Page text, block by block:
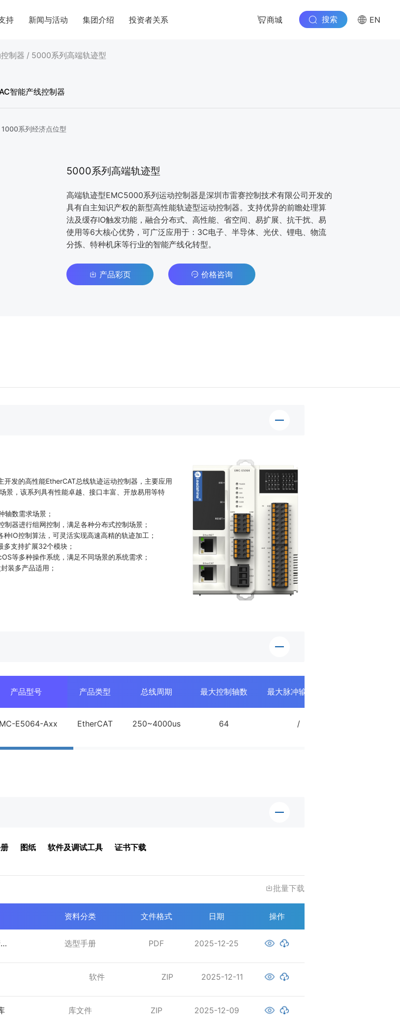
持 新闻与活动 集团介绍 投资者关系 商城 搜索 EN
制器 / 5000系列高端轨迹型
智能产线控制器
1000系列经济点位型
5000系列高端轨迹型
高端轨迹型EMC5000系列运动控制器是深圳市雷赛控制技术有限公司开发的
具有自主知识产权的新型高性能轨迹型运动控制器。支持优异的前瞻处理算
法及缓存IO触发功能，融合分布式、高性能、省空间、易扩展、抗干扰、易
使用等6大核心优势，可广泛应用于：3C电子、半导体、光伏、锂电、物流
分拣、特种机床等行业的智能产线化转型。
产品彩页 价格咨询
发的高性能EtherCAT总线轨迹运动控制器，主要应用
景，该系列具有性能卓越、接口丰富、开放易用等特
轴数需求场景；
器进行组网控制，满足各种分布式控制场景；
IO控制算法，可灵活实现高速高精的轨迹加工；
支持扩展32个模块；
等多种操作系统，满足不同场景的系统需求；
装多产品适用；
产品型号 产品类型 总线周期 最大控制轴数 最大脉冲输出频率
E5064-Axx EtherCAT 250~4000us 64 /
图纸 软件及调试工具 证书下载
批量下载
资料分类 文件格式 日期 操作
选型手册 PDF 2025-12-25
软件 ZIP 2025-12-11
库文件 ZIP 2025-12-09